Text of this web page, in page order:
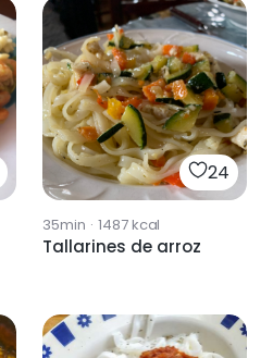
24
35min · 1487kcal
Tallarines de arroz